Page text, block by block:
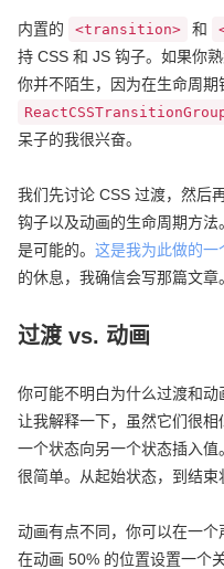
内置的 <transition> 和
持 CSS 和 JS 钩子。如果你
你并不陌生，因为在生命周期
呆子的我很兴奋。
我们先讨论 CSS 过渡，然后
钩子以及动画的生命周期方
是可能的。 这是我为此做的一
的休息，我确信会写那篇文章。
过渡 vs. 动画
你可能不明白为什么过渡和动
让我解释一下，虽然它们很
一个状态向另一个状态插入
很简单。从起始状态，到结束
动画有点不同，你可以在一
在动画 50% 的位置设置一个